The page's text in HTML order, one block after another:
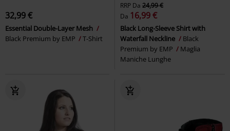
32,99 €
Essential Double-Layer Mesh
Black Premium by EMP
T-Shirt
RRP Da 24,99 €
Da 16,99 €
Black Long-Sleeve Shirt with
Waterfall Neckline
Black
Premium by EMP
Maglia
Maniche Lunghe